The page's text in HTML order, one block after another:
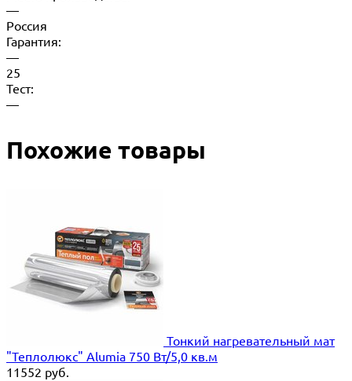
—
Россия
Гарантия:
—
25
Тест:
—
Похожие товары
Тонкий нагревательный мат
"Теплолюкс" Alumia 750 Вт/5,0 кв.м
11552 руб.